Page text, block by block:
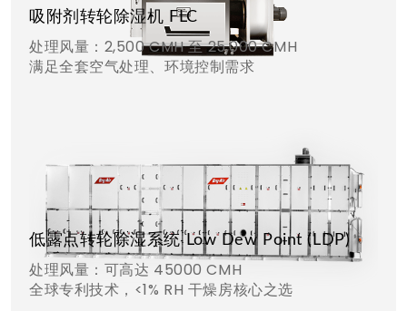
吸附剂转轮除湿机 FLC
处理风量：2,500 CMH 至 25,000 CMH
满足全套空气处理、环境控制需求
低露点转轮除湿系统 Low Dew Point (LDP)
处理风量：可高达 45000 CMH
全球专利技术，<1% RH 干燥房核心之选